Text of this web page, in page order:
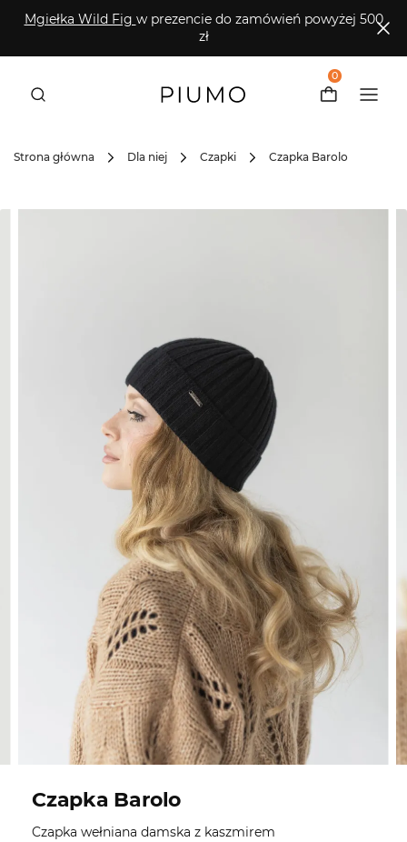
Mgiełka Wild Fig w prezencie do zamówień powyżej 500
zł
0
Strona główna Dla niej Czapki Czapka Barolo
Czapka Barolo
Czapka wełniana damska z kaszmirem